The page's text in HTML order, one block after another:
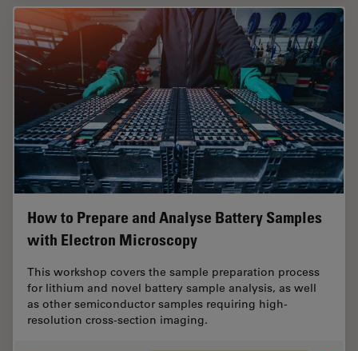
How to Prepare and Analyse Battery Samples
with Electron Microscopy
This workshop covers the sample preparation process
for lithium and novel battery sample analysis, as well
as other semiconductor samples requiring high-
resolution cross-section imaging.